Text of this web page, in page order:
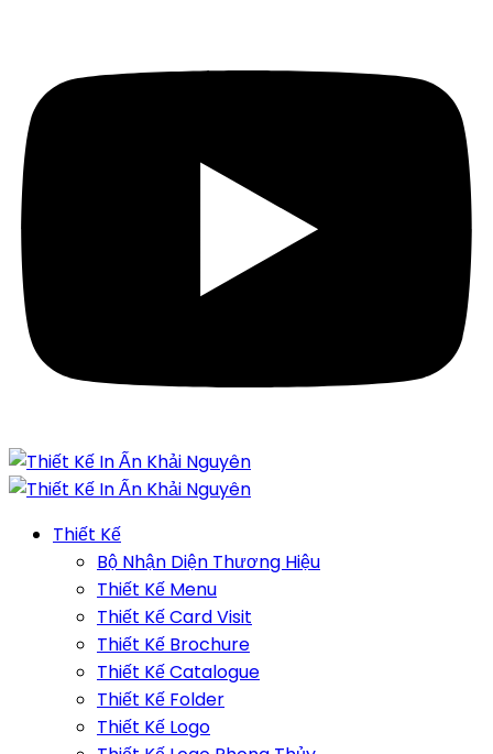
Thiết Kế
Bộ Nhận Diện Thương Hiệu
Thiết Kế Menu
Thiết Kế Card Visit
Thiết Kế Brochure
Thiết Kế Catalogue
Thiết Kế Folder
Thiết Kế Logo